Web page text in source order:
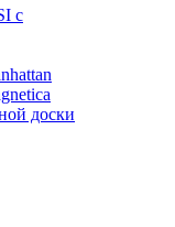
с
доски